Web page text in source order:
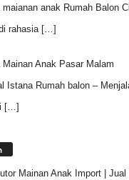
maianan anak Rumah Balon
rahasia […]
Mainan Anak Pasar Malam
Istana Rumah balon –
[…]
Mainan Anak Import |